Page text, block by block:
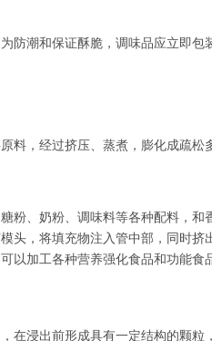
潮和保证酥脆，调味品应立即包
料，经过挤压、蒸煮，膨化成疏松
粉、奶粉、调味料等各种配料，和
头，将填充物注入管中部，同时挤
加工各种营养强化食品和功能食
在浸出前形成具有一定结构的颗粒